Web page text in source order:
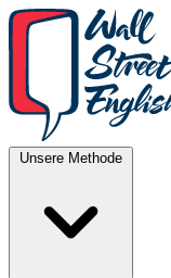
Unsere Methode